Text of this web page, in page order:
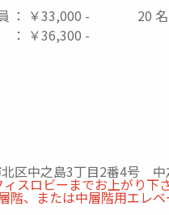
： ￥33,000 -
： ￥36,300 -
20
区中之島3丁目2番4号 中
スロビーまでお上がり下さ
階、または中層階用エレ